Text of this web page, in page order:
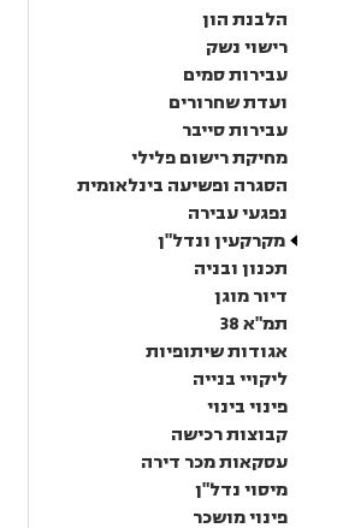
הלבנת הון
רישוי נשק
עבירות סמים
ועדת שחרורים
עבירות סייבר
מחיקת רישום פלילי
הסגרה ופשיעה בינלאומית
נפגעי עבירה
מקרקעין ונדל"ן
תכנון ובניה
דיור מוגן
תמ"א 38
אגודות שיתופיות
ליקויי בנייה
פינוי בינוי
קבוצות רכישה
עסקאות מכר דירה
מיסוי נדל"ן
פינוי מושכר